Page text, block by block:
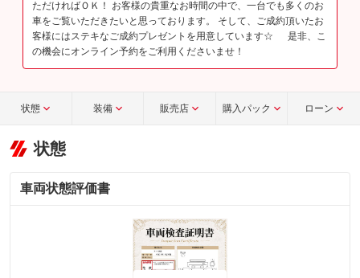
ただければＯＫ！ お客様の貴重なお時間の中で、一台でも多くのお
車をご覧いただきたいと思っております。 そして、ご成約頂いたお
客様にはステキなご成約プレゼントを用意しています☆ 是非、こ
の機会にオンライン予約をご利用くださいませ！
状態 装備 販売店 購入パック ローン
状態
車両状態評価書